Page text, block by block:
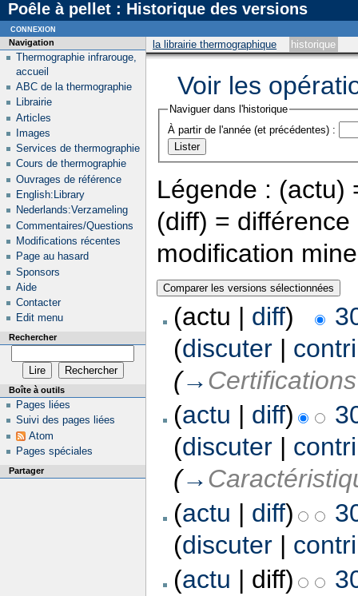
Poêle à pellet : Historique des versions
la librairie thermographique historique
Voir les
Naviguer dans l'historique
À partir de l'année (et précédentes) :
Légende : (actu)
(diff) =
modification
(actu | diff)
(discuter|
(→
(actu | diff)
(discuter|
(→
(actu | diff)
(discuter|
(actu | diff)
Navigation
Thermographie infrarouge,
accueil
ABC de la thermographie
Librairie
Articles
Images
Services de thermographie
Cours de thermographie
Ouvrages de référence
English:Library
Nederlands:Verzameling
Commentaires/Questions
Modifications récentes
Page au hasard
Sponsors
Aide
Contacter
Edit menu
Rechercher
Boîte à outils
Pages liées
Suivi des pages liées
Atom
Pages spéciales
Partager
connexion